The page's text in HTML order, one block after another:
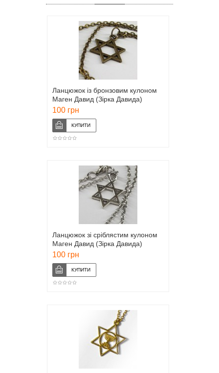
Ланцюжок із бронзовим кулоном
Маген Давид (Зірка Давида)
100 грн
Ланцюжок зі сріблястим кулоном
Маген Давид (Зірка Давида)
100 грн